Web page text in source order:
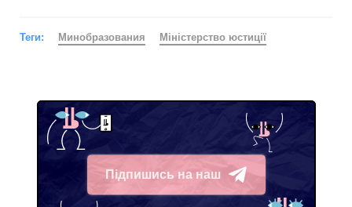
Теги: Минобразования Міністерство юстиції
Підпишись на наш
Telegram